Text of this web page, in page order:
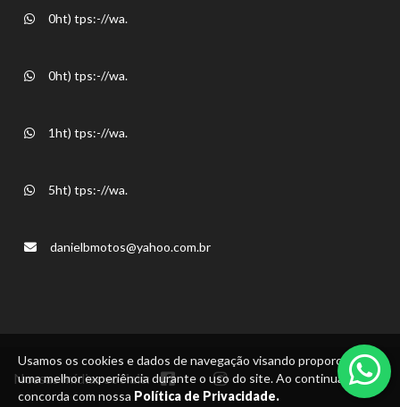
Usamos os cookies e dados de navegação visando proporcionar
uma melhor experiência durante o uso do site. Ao continuar, você
concorda com nossa Política de Privacidade.
0ht) tps:-//wa.
0ht) tps:-//wa.
1ht) tps:-//wa.
5ht) tps:-//wa.
danielbmotos@yahoo.com.br
Nossas mídias sociais: